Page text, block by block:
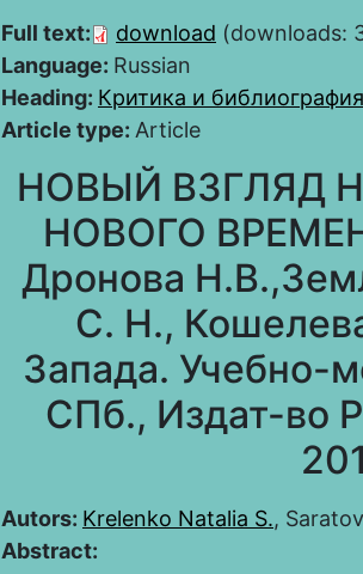
Full text: download (downloads:
Language: Russian
Heading: Критика и библиография
Article type: Article
НОВЫЙ ВЗГЛЯД
НОВОГО
Дронова
С. Н.,
Запада. Учебно-
СПб., Издат-во
Autors: Krelenko Natalia S.,
Abstract: